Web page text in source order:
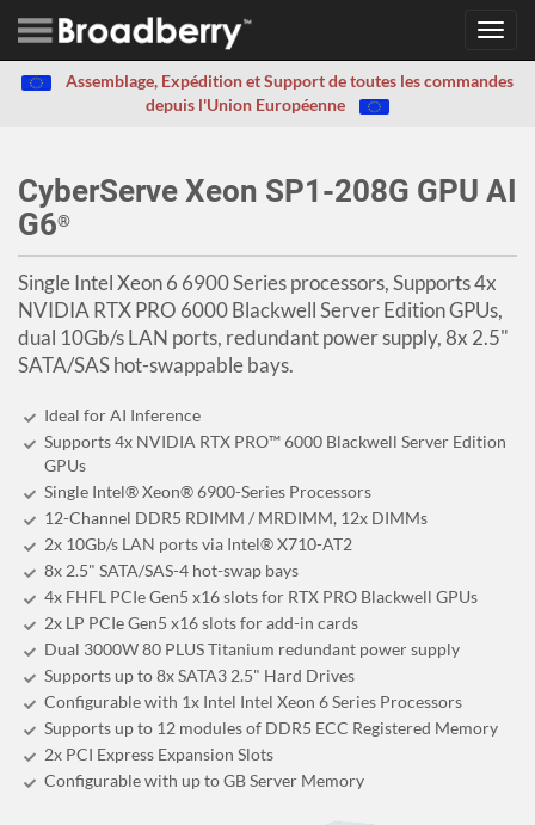
Assemblage, Expédition et Support de toutes les commandes
depuis l'Union Européenne
CyberServe Xeon SP1-208G GPU AI
G6®
Single Intel Xeon 6 6900 Series processors, Supports 4x
NVIDIA RTX PRO 6000 Blackwell Server Edition GPUs,
dual 10Gb/s LAN ports, redundant power supply, 8x 2.5"
SATA/SAS hot-swappable bays.
Ideal for AI Inference
Supports 4x NVIDIA RTX PRO™ 6000 Blackwell Server Edition
GPUs
Single Intel® Xeon® 6900-Series Processors
12-Channel DDR5 RDIMM / MRDIMM, 12x DIMMs
2x 10Gb/s LAN ports via Intel® X710-AT2
8x 2.5" SATA/SAS-4 hot-swap bays
4x FHFL PCIe Gen5 x16 slots for RTX PRO Blackwell GPUs
2x LP PCIe Gen5 x16 slots for add-in cards
Dual 3000W 80 PLUS Titanium redundant power supply
Supports up to 8x SATA3 2.5" Hard Drives
Configurable with 1x Intel Intel Xeon 6 Series Processors
Supports up to 12 modules of DDR5 ECC Registered Memory
2x PCI Express Expansion Slots
Configurable with up to GB Server Memory